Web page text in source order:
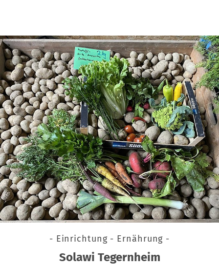
- Einrichtung - Ernährung -
Solawi Tegernheim